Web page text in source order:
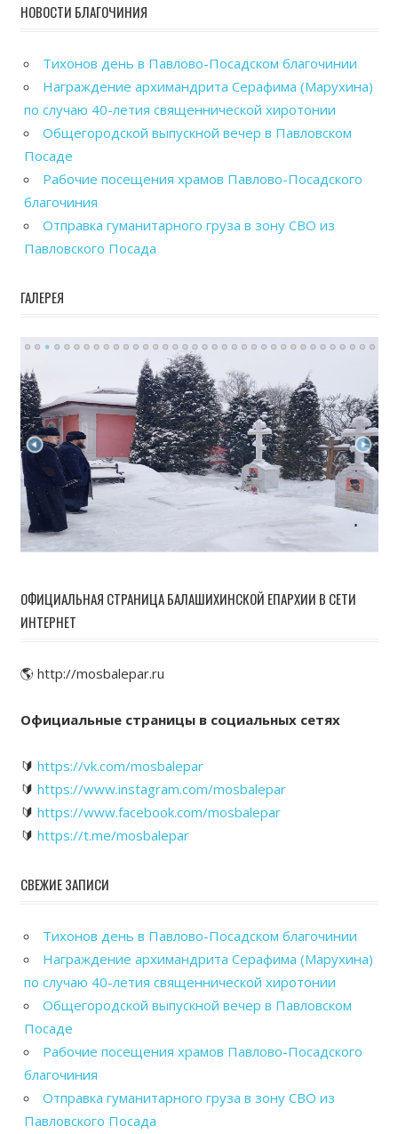
НОВОСТИ БЛАГОЧИНИЯ
Тихонов день в Павлово-Посадском благочинии
Награждение архимандрита Серафима (Марухина)
по случаю 40-летия священнической хиротонии
Общегородской выпускной вечер в Павловском
Посаде
Рабочие посещения храмов Павлово-Посадского
благочиния
Отправка гуманитарного груза в зону СВО из
Павловского Посада
ГАЛЕРЕЯ
ОФИЦИАЛЬНАЯ СТРАНИЦА БАЛАШИХИНСКОЙ ЕПАРХИИ В СЕТИ
ИНТЕРНЕТ
🌎 http://mosbalepar.ru
Официальные страницы в социальных сетях
🔰 https://vk.com/mosbalepar
🔰 https://www.instagram.com/mosbalepar
🔰 https://www.facebook.com/mosbalepar
🔰 https://t.me/mosbalepar
СВЕЖИЕ ЗАПИСИ
Тихонов день в Павлово-Посадском благочинии
Награждение архимандрита Серафима (Марухина)
по случаю 40-летия священнической хиротонии
Общегородской выпускной вечер в Павловском
Посаде
Рабочие посещения храмов Павлово-Посадского
благочиния
Отправка гуманитарного груза в зону СВО из
Павловского Посада